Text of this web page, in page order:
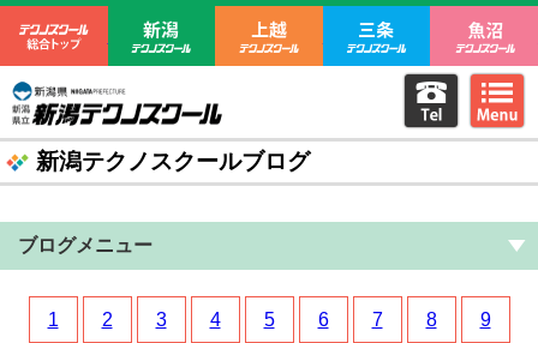
テクノスクール総合トップ
新潟テクノスクール上越テクノスクール
三条テクノ
新潟県立新潟テクノスクール 電話を
新潟テクノスクールブログ
ブログメニュー
1 2 3 4 5 6 7 8 9